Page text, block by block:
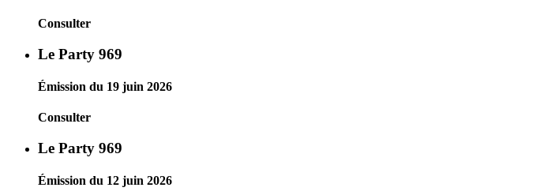
Consulter
Le Party 969
Émission du 19 juin 2026
Consulter
Le Party 969
Émission du 12 juin 2026